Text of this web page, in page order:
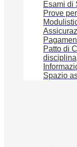
Esami di
Prove
Patto di
disciplina
Spazio